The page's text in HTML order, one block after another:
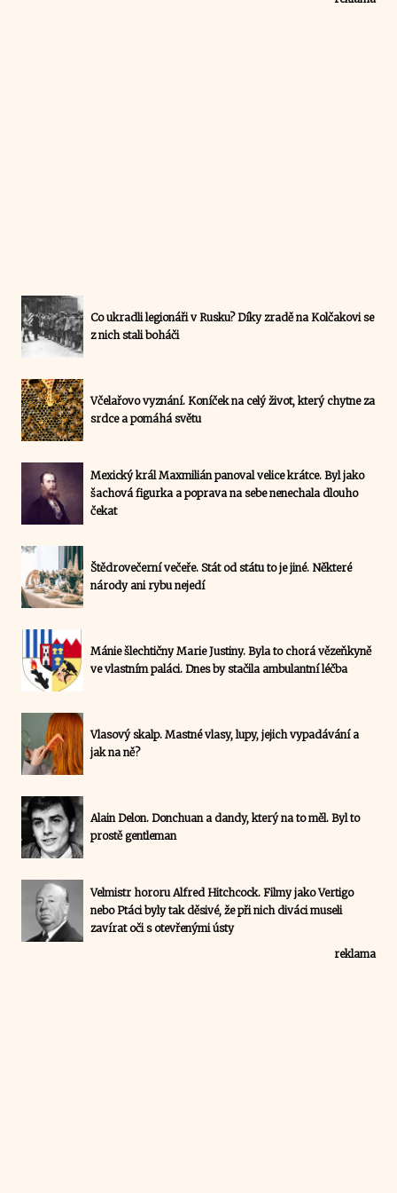
Co ukradli legionáři v Rusku? Díky zradě na Kolčakovi se
z nich stali boháči
Včelařovo vyznání. Koníček na celý život, který chytne za
srdce a pomáhá světu
Mexický král Maxmilián panoval velice krátce. Byl jako
šachová figurka a poprava na sebe nenechala dlouho
čekat
Štědrovečerní večeře. Stát od státu to je jiné. Některé
národy ani rybu nejedí
Mánie šlechtičny Marie Justiny. Byla to chorá vězeňkyně
ve vlastním paláci. Dnes by stačila ambulantní léčba
Vlasový skalp. Mastné vlasy, lupy, jejich vypadávání a
jak na ně?
Alain Delon. Donchuan a dandy, který na to měl. Byl to
prostě gentleman
Velmistr hororu Alfred Hitchcock. Filmy jako Vertigo
nebo Ptáci byly tak děsivé, že při nich diváci museli
zavírat oči s otevřenými ústy
reklama